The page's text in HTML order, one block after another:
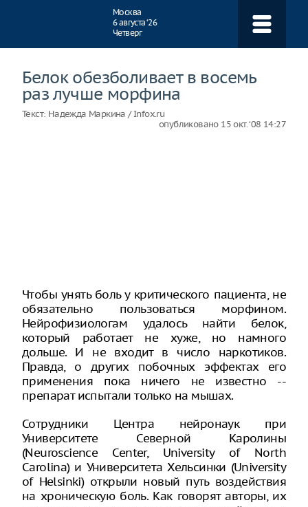
Москва
6 августа ‘26
Четверг
Белок обезболивает в восемь
раз лучше морфина
Текст: Надежда Маркина / Infox.ru
опубликовано 15 окт. ‘08 14:27
Чтобы унять боль у критического пациента, не
обязательно пользоваться морфином.
Нейрофизиологам удалось найти белок,
который работает не хуже, но намного
дольше. И не входит в число наркотиков.
Правда, о других побочных эффектах его
применения пока ничего не известно --
препарат испытали только на мышах.
Сотрудники Центра нейронаук при
Университете Северной Каролины
(Neuroscience Center, University of North
Carolina) и Университета Хельсинки (University
of Helsinki) открыли новый путь воздействия
на хроническую боль. Как говорят авторы, их